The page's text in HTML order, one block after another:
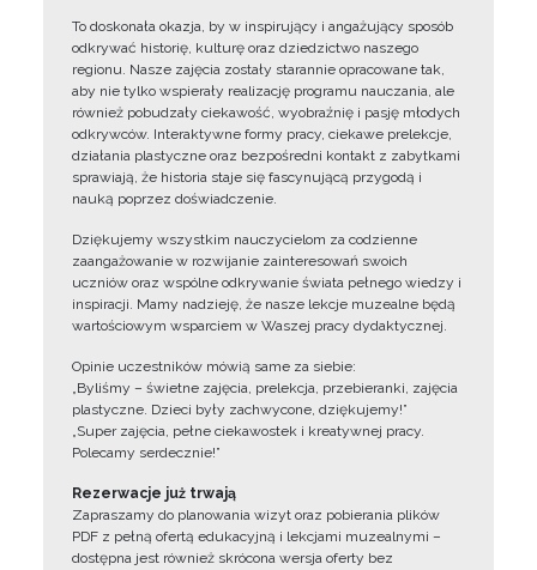
To doskonała okazja, by w inspirujący i angażujący sposób
odkrywać historię, kulturę oraz dziedzictwo naszego
regionu. Nasze zajęcia zostały starannie opracowane tak,
aby nie tylko wspierały realizację programu nauczania, ale
również pobudzały ciekawość, wyobraźnię i pasję młodych
odkrywców. Interaktywne formy pracy, ciekawe prelekcje,
działania plastyczne oraz bezpośredni kontakt z zabytkami
sprawiają, że historia staje się fascynującą przygodą i
nauką poprzez doświadczenie.
Dziękujemy wszystkim nauczycielom za codzienne
zaangażowanie w rozwijanie zainteresowań swoich
uczniów oraz wspólne odkrywanie świata pełnego wiedzy i
inspiracji. Mamy nadzieję, że nasze lekcje muzealne będą
wartościowym wsparciem w Waszej pracy dydaktycznej.
Opinie uczestników mówią same za siebie:
„Byliśmy – świetne zajęcia, prelekcja, przebieranki, zajęcia
plastyczne. Dzieci były zachwycone, dziękujemy!”
„Super zajęcia, pełne ciekawostek i kreatywnej pracy.
Polecamy serdecznie!”
Rezerwacje już trwają
Zapraszamy do planowania wizyt oraz pobierania plików
PDF z pełną ofertą edukacyjną i lekcjami muzealnymi –
dostępna jest również skrócona wersja oferty bez